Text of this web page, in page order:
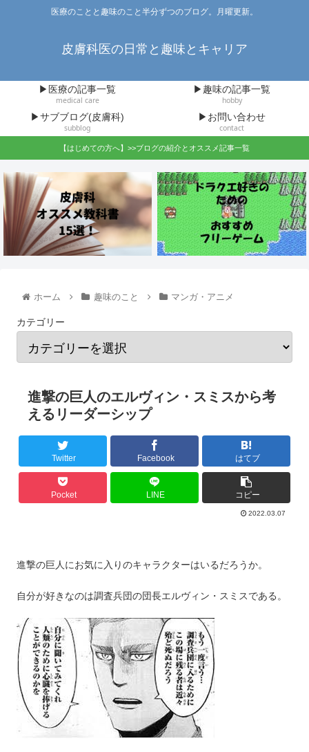
医療のことと趣味のこと半分ずつのブログ。月曜更新。
皮膚科医の日常と趣味とキャリア
▶医療の記事一覧
medical care
▶趣味の記事一覧
hobby
▶サブブログ(皮膚科)
subblog
▶お問い合わせ
contact
【はじめての方へ】>>ブログの紹介とオススメ記事一覧
ホーム 趣味のこと マンガ・アニメ
カテゴリー
進撃の巨人のエルヴィン・スミスから考
えるリーダーシップ
Twitter Facebook はてブ
Pocket LINE コピー
2022.03.07
進撃の巨人にお気に入りのキャラクターはいるだろうか。
自分が好きなのは調査兵団の団長エルヴィン・スミスである。